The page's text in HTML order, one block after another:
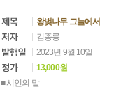
왕벚나무 그늘에서
김종륭
2023년 9월 10일
13,000원
■ 시인의 말